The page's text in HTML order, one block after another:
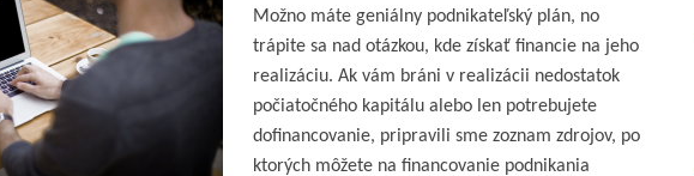
Možno máte geniálny podnikateľský plán, no
trápite sa nad otázkou, kde získať financie na jeho
realizáciu. Ak vám bráni v realizácii nedostatok
počiatočného kapitálu alebo len potrebujete
dofinancovanie, pripravili sme zoznam zdrojov, po
ktorých môžete na financovanie podnikania